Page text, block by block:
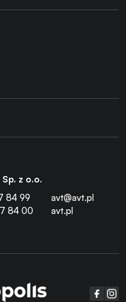
z o.o.
84 99
84 00
avt@avt.pl
avt.pl